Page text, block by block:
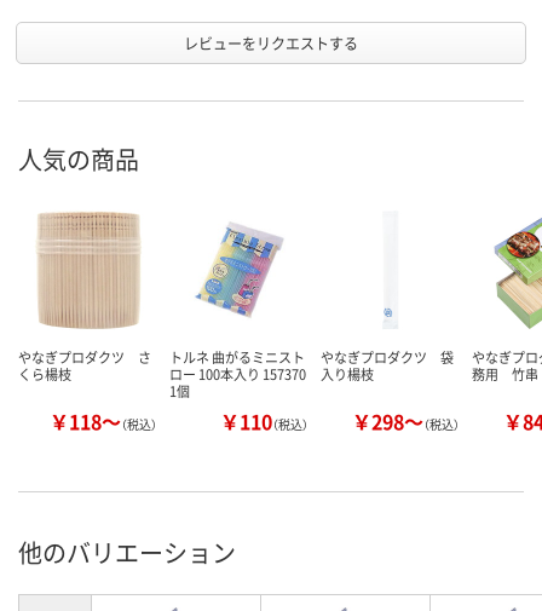
レビューをリクエストする
人気の商品
やなぎプロダクツ さ
くら楊枝
￥118～（税込）
トルネ 曲がるミニスト
ロー 100本入り 157370
1個
￥110（税込）
やなぎプロダクツ 袋
入り楊枝
￥298～（税込）
やなぎプ
務用 竹串
￥
他のバリエーション